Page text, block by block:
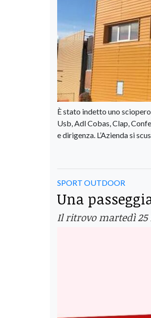
È stato indetto uno
Usb, Adl Cobas, Clap,
e dirigenza. L’Azienda si
SPORT OUTDOOR
Una
Il ritrovo martedì 25